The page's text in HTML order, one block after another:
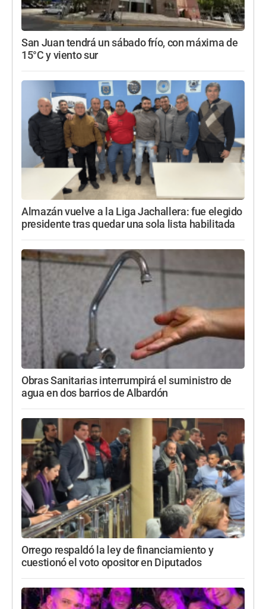
San Juan tendrá un sábado frío, con máxima de
15°C y viento sur
Almazán vuelve a la Liga Jachallera: fue elegido
presidente tras quedar una sola lista habilitada
Obras Sanitarias interrumpirá el suministro de
agua en dos barrios de Albardón
Orrego respaldó la ley de financiamiento y
cuestionó el voto opositor en Diputados